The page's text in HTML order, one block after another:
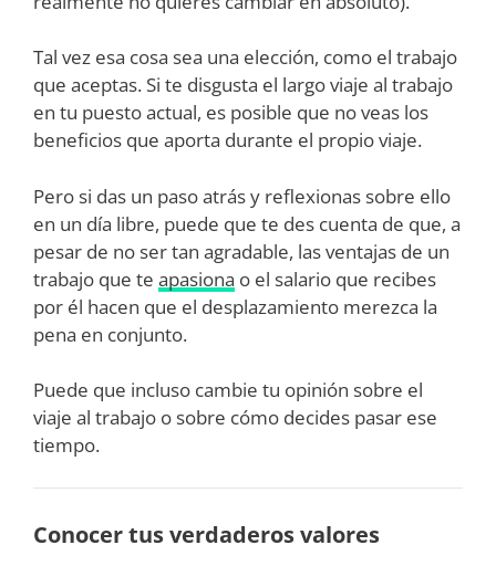
Tal vez esa cosa sea una elección, como el trabajo
que aceptas. Si te disgusta el largo viaje al trabajo
en tu puesto actual, es posible que no veas los
beneficios que aporta durante el propio viaje.
Pero si das un paso atrás y reflexionas sobre ello
en un día libre, puede que te des cuenta de que, a
pesar de no ser tan agradable, las ventajas de un
trabajo que te apasiona o el salario que recibes
por él hacen que el desplazamiento merezca la
pena en conjunto.
Puede que incluso cambie tu opinión sobre el
viaje al trabajo o sobre cómo decides pasar ese
tiempo.
Conocer tus verdaderos valores